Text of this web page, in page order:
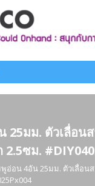
25มม. ตัวเลื่อน
ซม.
อ่อน 4อัน 25มม. ตัวเลื่อน